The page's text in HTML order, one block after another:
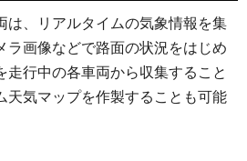
は、リアルタイムの気象情報を集
ラ画像などで路面の状況をはじめ
走行中の各車両から収集すること
天気マップを作製することも可能